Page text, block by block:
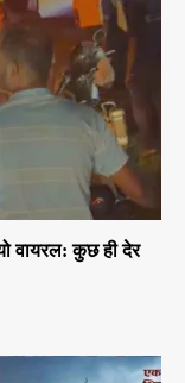
वायरल: कुछ ही देर